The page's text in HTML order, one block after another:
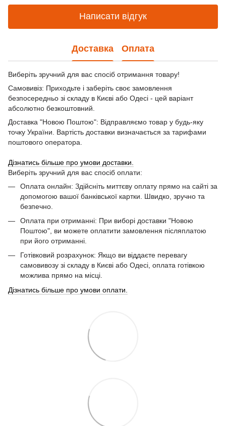
Написати відгук
Доставка Оплата
Виберіть зручний для вас спосіб отримання товару!
Самовивіз: Приходьте і заберіть своє замовлення
безпосередньо зі складу в Києві або Одесі - цей варіант
абсолютно безкоштовний.
Доставка "Новою Поштою": Відправляємо товар у будь-яку
точку України. Вартість доставки визначається за тарифами
поштового оператора.
Дізнатись більше про умови доставки.
Виберіть зручний для вас спосіб оплати:
Оплата онлайн: Здійсніть миттєву оплату прямо на сайті за
допомогою вашої банківської картки. Швидко, зручно та
безпечно.
Оплата при отриманні: При виборі доставки "Новою
Поштою", ви можете оплатити замовлення післяплатою
при його отриманні.
Готівковий розрахунок: Якщо ви віддаєте перевагу
самовивозу зі складу в Києві або Одесі, оплата готівкою
можлива прямо на місці.
Дізнатись більше про умови оплати.